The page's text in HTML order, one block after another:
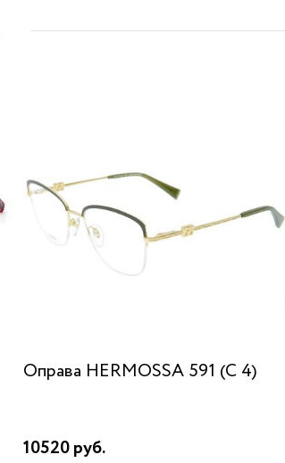
Оправа HERMOSSA 591 (C 4)
10520 руб.